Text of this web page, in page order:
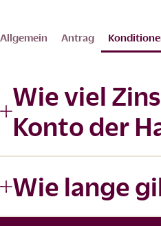
Allgemein Antrag
Wie viel
Konto der
Wie lange